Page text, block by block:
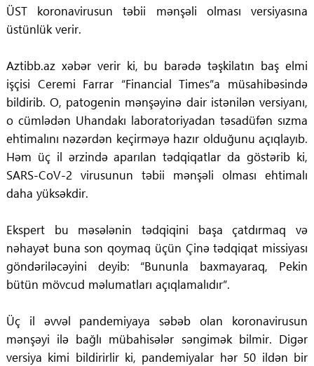
ÜST koronavirusun təbii mənşəli olması versiyasına
üstünlük verir.
Aztibb.az xəbər verir ki, bu barədə təşkilatın baş elmi
işçisi Ceremi Farrar “Financial Times”a müsahibəsində
bildirib. O, patogenin mənşəyinə dair istənilən versiyanı,
o cümlədən Uhandakı laboratoriyadan təsadüfən sızma
ehtimalını nəzərdən keçirməyə hazır olduğunu açıqlayıb.
Həm üç il ərzində aparılan tədqiqatlar da göstərib ki,
SARS-CoV-2 virusunun təbii mənşəli olması ehtimalı
daha yüksəkdir.
Ekspert bu məsələnin tədqiqini başa çatdırmaq və
nəhayət buna son qoymaq üçün Çinə tədqiqat missiyası
göndəriləcəyini deyib: “Bununla baxmayaraq, Pekin
bütün mövcud məlumatları açıqlamalıdır”.
Üç il əvvəl pandemiyaya səbəb olan koronavirusun
mənşəyi ilə bağlı mübahisələr səngimək bilmir. Digər
versiya kimi bildirirlir ki, pandemiyalar hər 50 ildən bir